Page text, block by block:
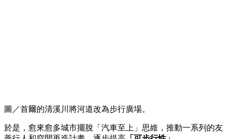
圖／首爾的清溪川將河道改為步行廣場。
於是，愈來愈多城市擺脫「汽車至上」思維，推動一系列的友